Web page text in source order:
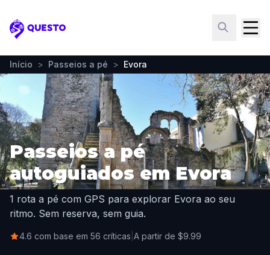
Questo
Início > Passeios a pé > Evora
Passeios a pé
autoguiados em Evora
1 rota a pé com GPS para explorar Evora ao seu
ritmo. Sem reserva, sem guia.
4.6 com base em 56 críticas A partir de $9.99